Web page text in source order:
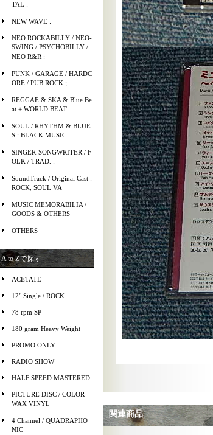
TAL :
NEW WAVE :
NEO ROCKABILLY / NEO-
SWING / PSYCHOBILLY /
NEO R&R :
PUNK / GARAGE / HARDC
ORE / PUB ROCK ;
REGGAE & SKA & Blue Be
at + WORLD BEAT
SOUL / RHYTHM & BLUE
S : BLACK MUSIC
SINGER-SONGWRITER / F
OLK / TRAD. :
SoundTrack / Original Cast :
ROCK, SOUL VA
MUSIC MEMORABILIA /
GOODS & OTHERS
OTHERS
A to Zで探す
ACETATE
12" Single / ROCK
78 rpm SP
180 gram Heavy Weight
PROMO ONLY
RADIO SHOW
HALF SPEED MASTERED
PICTURE DISC / COLOR
WAX VINYL
4 Channel / QUADRAPHO
NIC
関連商品